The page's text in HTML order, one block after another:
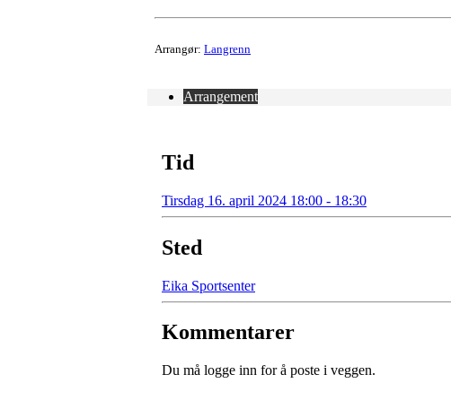
Arrangør: Langrenn
Arrangement
Tid
Tirsdag 16. april 2024 18:00 - 18:30
Sted
Eika Sportsenter
Kommentarer
Du må logge inn for å poste i veggen.